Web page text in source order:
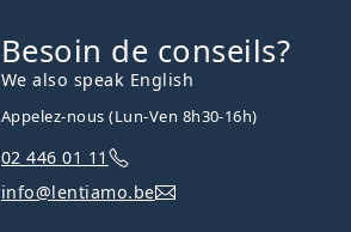
Besoin de conseils?
We also speak English
Appelez-nous (Lun-Ven 8h30-16h)
02 446 01 11
info@lentiamo.be